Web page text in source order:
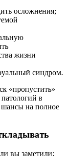
осложнения;
жизни
синдром.
«пропустить»
в
шансы на полное
вы заметили: